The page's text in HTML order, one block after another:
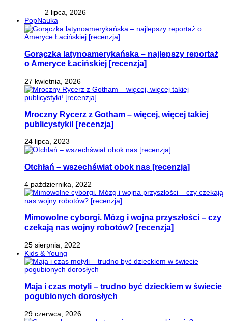
2 lipca, 2026
PopNauka
Gorączka latynoamerykańska – najlepszy reportaż
o Ameryce Łacińskiej [recenzja]
27 kwietnia, 2026
Mroczny Rycerz z Gotham – więcej, więcej takiej
publicystyki! [recenzja]
24 lipca, 2023
Otchłań – wszechświat obok nas [recenzja]
4 października, 2022
Mimowolne cyborgi. Mózg i wojna przyszłości – czy
czekają nas wojny robotów? [recenzja]
25 sierpnia, 2022
Kids & Young
Maja i czas motyli – trudno być dzieckiem w świecie
pogubionych dorosłych
29 czerwca, 2026